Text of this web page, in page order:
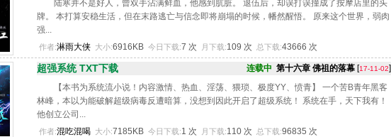
陆寒并不是好人，曾双手沾满鲜血，他感到肮脏。 退伍后，却误打误撞成了按摩店里的头
牌。 本打算安稳生活，但在末路逃亡与信念即将崩塌的时候，幡然醒悟。 原来这个世界，弱肉
强...
作者:淋雨大侠 大小:6916KB 今日下载:7 次 月下载:109 次 总下载:43666 次
超强系统 TXT下载 连载中 第十六章 佛祖的落幕 [17-11-02]
【本书为系统流小说！内容激情、热血、淫荡、猥琐、极度YY、愤青】 一个苦B青年黑客
林峰，本以为能破解超级病毒反遭暗算，没想到因此开启了超级系统！ 系统在手，天下我有！
他创立公司...
作者:混吃混喝 大小:7185KB 今日下载:1 次 月下载:110 次 总下载:96835 次